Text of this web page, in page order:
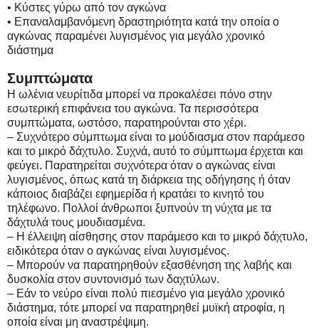
• Κύστες γύρω από τον αγκώνα
• Επαναλαμβανόμενη δραστηριότητα κατά την οποία ο
αγκώνας παραμένει λυγισμένος για μεγάλο χρονικό
διάστημα
Συμπτώματα
Η ωλένια νευρίτιδα μπορεί να προκαλέσει πόνο στην
εσωτερική επιφάνεια του αγκώνα. Τα περισσότερα
συμπτώματα, ωστόσο, παρατηρούνται στο χέρι.
– Συχνότερο σύμπτωμα είναι το μούδιασμα στον παράμεσο
και το μικρό δάχτυλο. Συχνά, αυτό το σύμπτωμα έρχεται και
φεύγει. Παρατηρείται συχνότερα όταν ο αγκώνας είναι
λυγισμένος, όπως κατά τη διάρκεια της οδήγησης ή όταν
κάποιος διαβάζει εφημερίδα ή κρατάει το κινητό του
τηλέφωνο. Πολλοί άνθρωποι ξυπνούν τη νύχτα με τα
δάχτυλά τους μουδιασμένα.
– Η έλλειψη αίσθησης στον παράμεσο και το μικρό δάχτυλο,
ειδικότερα όταν ο αγκώνας είναι λυγισμένος.
– Μπορούν να παρατηρηθούν εξασθένηση της λαβής και
δυσκολία στον συντονισμό των δαχτύλων.
– Εάν το νεύρο είναι πολύ πιεσμένο για μεγάλο χρονικό
διάστημα, τότε μπορεί να παρατηρηθεί μυϊκή ατροφία, η
οποία είναι μη αναστρέψιμη.